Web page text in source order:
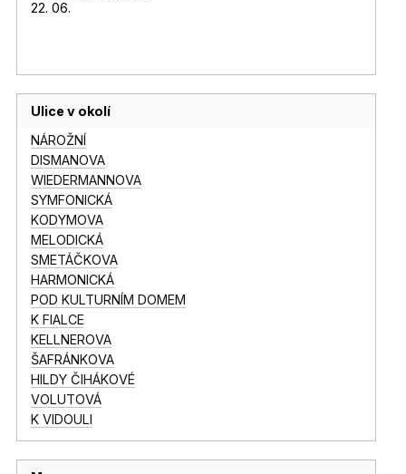
22. 06.
Ulice v okolí
NÁROŽNÍ
DISMANOVA
WIEDERMANNOVA
SYMFONICKÁ
KODYMOVA
MELODICKÁ
SMETÁČKOVA
HARMONICKÁ
POD KULTURNÍM DOMEM
K FIALCE
KELLNEROVA
ŠAFRÁNKOVA
HILDY ČIHÁKOVÉ
VOLUTOVÁ
K VIDOULI